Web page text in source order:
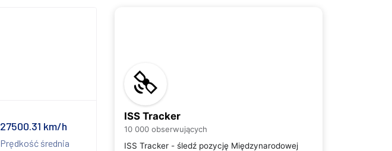
27500.31 km/h
Prędkość średnia
ISS Tracker
10 000 obserwujących
ISS Tracker - śledź pozycję Międzynarodowej